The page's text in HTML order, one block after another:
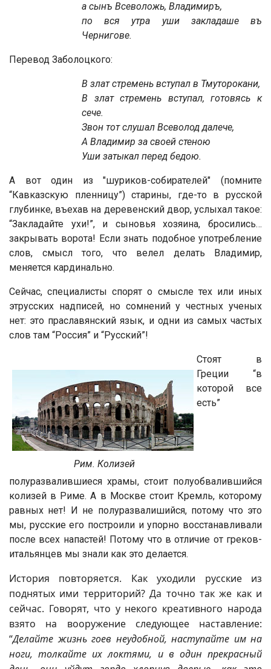
а сынъ Всеволожь, Владимиръ,
по вся утра уши закладаше въ
Чернигове.
Перевод Заболоцкого:
В злат стремень вступал в Тмуторокани,
В злат стремень вступал, готовясь к
сече.
Звон тот слушал Всеволод далече,
А Владимир за своей стеною
Уши затыкал перед бедою.
А вот один из "шуриков-собирателей" (помните
“Кавказскую пленницу”) старины, где-то в русской
глубинке, въехав на деревенский двор, услыхал такое:
“Закладайте ухи!”, и сыновья хозяина, бросились…
закрывать ворота! Если знать подобное употребление
слов, смысл того, что велел делать Владимир,
меняется кардинально.
Сейчас, специалисты спорят о смысле тех или иных
этрусских надписей, но сомнений у честных ученых
нет: это праславянский язык, и одни из самых частых
слов там “Россия” и “Русский”!
Рим. Колизей
Стоят в
Греции “в
которой все
есть”
полуразвалившиеся храмы, стоит полуобвалившийся
колизей в Риме. А в Москве стоит Кремль, которому
равных нет! И не полуразвалишийся, потому что это
мы, русские его построили и упорно восстанавливали
после всех напастей! Потому что в отличие от греков-
итальянцев мы знали как это делается.
История повторяется. Как уходили русские из
поднятых ими территорий? Да точно так же как и
сейчас. Говорят, что у некого креативного народа
взято на вооружение следующее наставление:
“Делайте жизнь гоев неудобной, наступайте им на
ноги, толкайте их локтями, и в один прекрасный